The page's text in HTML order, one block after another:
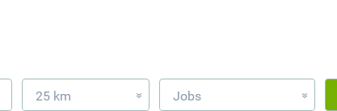
25 km » Jobs »